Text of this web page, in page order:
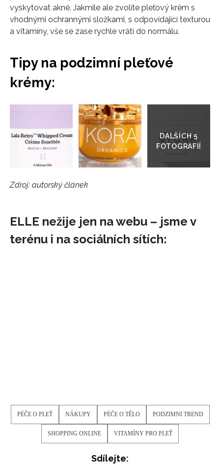
INFORMACE
vyskytovat akné. Jakmile ale zvolíte pleťový krém s
vhodnými ochrannými složkami, s odpovídající texturou
a vitamíny, vše se zase rychle vrátí do normálu.
Tipy na podzimní pleťové
krémy:
galerie
Zdroj: autorský článek
ELLE nežije jen na webu – jsme v
terénu i na sociálních sítích:
PÉČE O PLEŤ NÁKUPY PÉČE O TĚLO PODZIMNI TREND
SHOPPING ONLINE VITAMÍNY PRO PLEŤ
Sdílejte: